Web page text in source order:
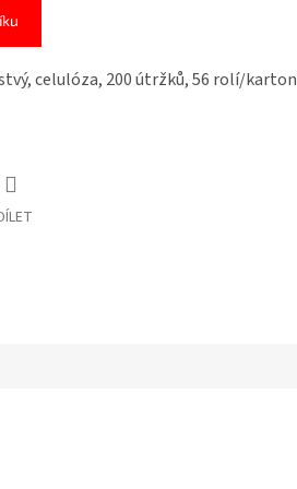
celulóza, 200 útržků, 56 rolí/karton